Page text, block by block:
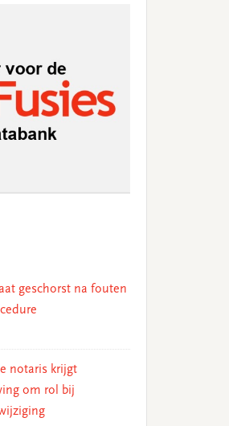
geschorst na fouten
notaris krijgt
om rol bij